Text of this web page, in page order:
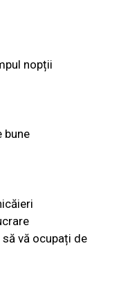
nopții
bune
vă ocupați de